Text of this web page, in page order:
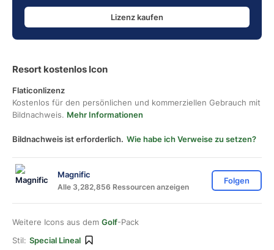
Lizenz kaufen
Resort kostenlos Icon
Flaticonlizenz
Kostenlos für den persönlichen und kommerziellen Gebrauch mit
Bildnachweis. Mehr Informationen
Bildnachweis ist erforderlich. Wie habe ich Verweise zu setzen?
Magnific
Alle 3,282,856 Ressourcen anzeigen
Folgen
Weitere Icons aus dem Golf-Pack
Stil: Special Lineal